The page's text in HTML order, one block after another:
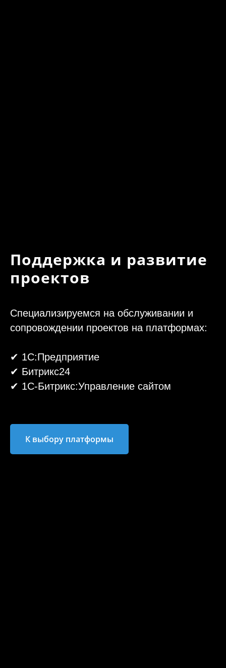
Поддержка и развитие
проектов
Специализируемся на обслуживании и
сопровождении проектов на платформах:
✔ 1С:Предприятие
✔ Битрикс24
✔ 1С-Битрикс:Управление сайтом
К выбору платформы